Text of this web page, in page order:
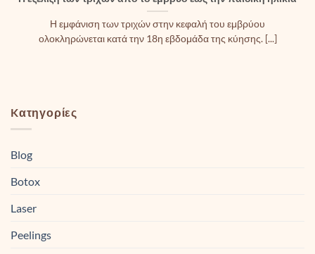
Η εμφάνιση των τριχών στην κεφαλή του εμβρύου
ολοκληρώνεται κατά την 18η εβδομάδα της κύησης. [...]
Kατηγορίες
Blog
Botox
Laser
Peelings